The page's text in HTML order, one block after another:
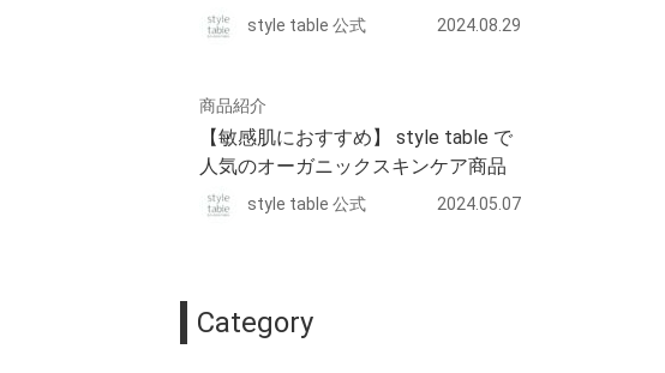
style table 公式 2024.08.29
商品紹介
【敏感肌におすすめ】 style table で
人気のオーガニックスキンケア商品
style table 公式 2024.05.07
Category